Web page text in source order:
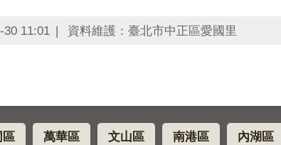
30 11:01 資料維護：臺北市中正區愛國里
區 萬華區 文山區 南港區 內湖區